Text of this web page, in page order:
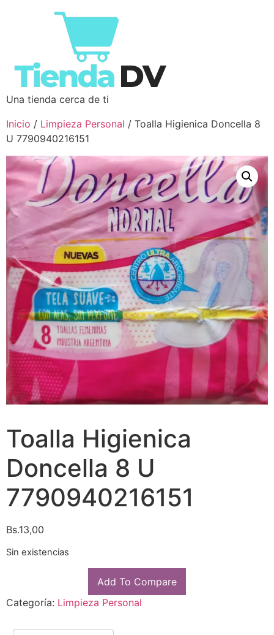
Una tienda cerca de ti
Inicio / Limpieza Personal / Toalla Higienica Doncella 8
U 7790940216151
Toalla Higienica
Doncella 8 U
7790940216151
Bs.13,00
Sin existencias
Add To Compare
Categoría: Limpieza Personal